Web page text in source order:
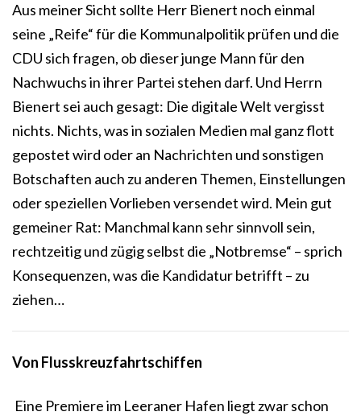
Aus meiner Sicht sollte Herr Bienert noch einmal
seine „Reife“ für die Kommunalpolitik prüfen und die
CDU sich fragen, ob dieser junge Mann für den
Nachwuchs in ihrer Partei stehen darf. Und Herrn
Bienert sei auch gesagt: Die digitale Welt vergisst
nichts. Nichts, was in sozialen Medien mal ganz flott
gepostet wird oder an Nachrichten und sonstigen
Botschaften auch zu anderen Themen, Einstellungen
oder speziellen Vorlieben versendet wird. Mein gut
gemeiner Rat: Manchmal kann sehr sinnvoll sein,
rechtzeitig und zügig selbst die „Notbremse“ – sprich
Konsequenzen, was die Kandidatur betrifft – zu
ziehen…
Von Flusskreuzfahrtschiffen
Eine Premiere im Leeraner Hafen liegt zwar schon